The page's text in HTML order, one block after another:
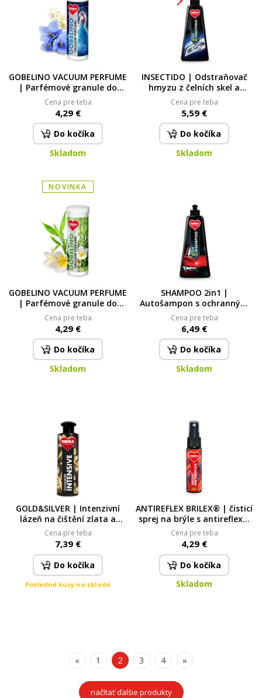
GOBELINO VACUUM PERFUME
| Parfémové granule do
vysavače | PRINCESS | 35 ml
Cena pre teba
4,29 €
Do kočíka
Skladom
INSECTIDO | Odstraňovač
hmyzu z čelních skel a
přední masky 500 ml
Cena pre teba
5,59 €
Do kočíka
Skladom
NOVINKA
GOBELINO VACUUM PERFUME
| Parfémové granule do
vysavače | ZAZEN | 35 ml
Cena pre teba
4,29 €
Do kočíka
Skladom
SHAMPOO 2in1 |
Autošampon s ochranným
voskem | lesk & ochrana v
jednom kroku | 500 ml 500
ml
Cena pre teba
6,49 €
Do kočíka
Skladom
GOLD&SILVER | Intenzivní
lázeň na čištění zlata a
stříbra | 200 ml 200 ml
Cena pre teba
7,39 €
Do kočíka
Posledné kusy na sklade
ANTIREFLEX BRILEX® | čisticí
sprej na brýle s antireflexní
úpravou & UV filtrem | 30 ml
Cena pre teba
4,29 €
Do kočíka
Skladom
« 1 2 3 4 »
načítať ďalšie produkty